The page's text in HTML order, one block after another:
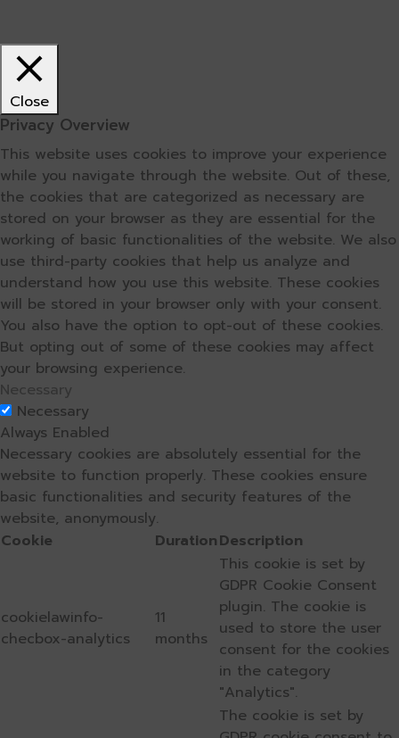
Close
Privacy Overview
This website uses cookies to improve your experience
while you navigate through the website. Out of these,
the cookies that are categorized as necessary are
stored on your browser as they are essential for the
working of basic functionalities of the website. We also
use third-party cookies that help us analyze and
understand how you use this website. These cookies
will be stored in your browser only with your consent.
You also have the option to opt-out of these cookies.
But opting out of some of these cookies may affect
your browsing experience.
Necessary
Necessary
Always Enabled
Necessary cookies are absolutely essential for the
website to function properly. These cookies ensure
basic functionalities and security features of the
website, anonymously.
Cookie
DurationDescription
cookielawinfo-
checbox-analytics
11
months
This cookie is set by
GDPR Cookie Consent
plugin. The cookie is
used to store the user
consent for the cookies
in the category
"Analytics".
The cookie is set by